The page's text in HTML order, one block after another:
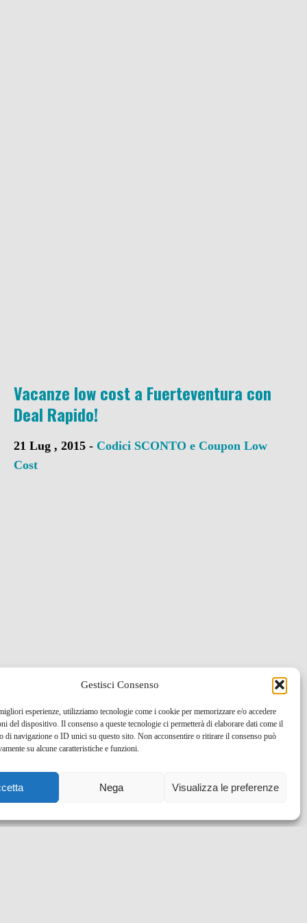
Gestisci Consenso
esperienze, utilizziamo tecnologie come i cookie per memorizzare e/o accedere
del dispositivo. Il consenso a queste tecnologie ci permetterà di elaborare dati come il
di navigazione o ID unici su questo sito. Non acconsentire o ritirare il consenso può
su alcune caratteristiche e funzioni.
Nega Visualizza le preferenze
Vacanze low cost a Fuerteventura con
Deal Rapido!
21 Lug , 2015 - Codici SCONTO e Coupon Low
Cost